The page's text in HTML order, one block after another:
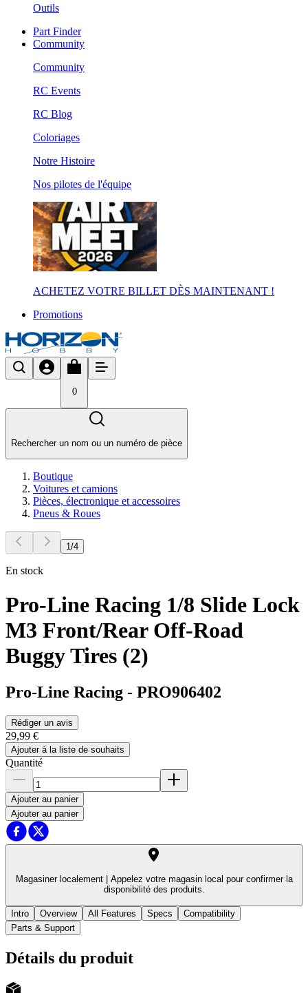
Outils
Part Finder
Community
Community
RC Events
RC Blog
Coloriages
Notre Histoire
Nos pilotes de l'équipe
ACHETEZ VOTRE BILLET DÈS MAINTENANT !
Promotions
0
Rechercher un nom ou un numéro de pièce
Boutique
Voitures et camions
Pièces, électronique et accessoires
Pneus & Roues
1/4
En stock
Pro-Line Racing 1/8 Slide Lock
M3 Front/Rear Off-Road
Buggy Tires (2)
Pro-Line Racing - PRO906402
Rédiger un avis
29,99 €
Ajouter à la liste de souhaits
Quantité
Ajouter au panier
Ajouter au panier
Magasiner localement |
Appelez votre magasin local pour confirmer la
disponibilité des produits.
Intro Overview All Features Specs
Compatibility
Parts & Support
Détails du produit